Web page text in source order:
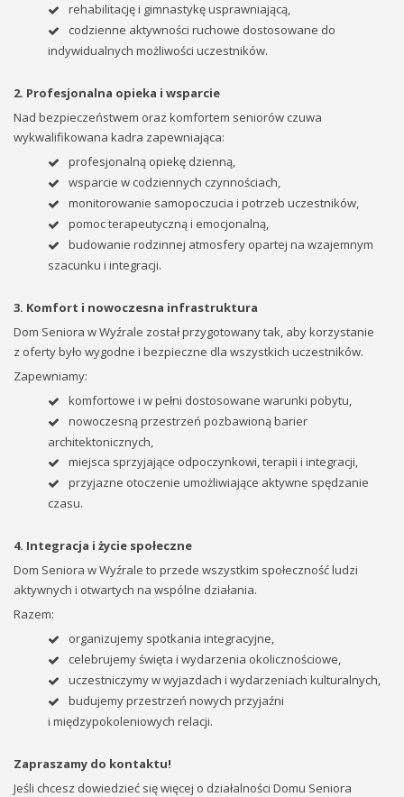
rehabilitację i gimnastykę usprawniającą,
codzienne aktywności ruchowe dostosowane do
indywidualnych możliwości uczestników.
2. Profesjonalna opieka i wsparcie
Nad bezpieczeństwem oraz komfortem seniorów czuwa
wykwalifikowana kadra zapewniająca:
profesjonalną opiekę dzienną,
wsparcie w codziennych czynnościach,
monitorowanie samopoczucia i potrzeb uczestników,
pomoc terapeutyczną i emocjonalną,
budowanie rodzinnej atmosfery opartej na wzajemnym
szacunku i integracji.
3. Komfort i nowoczesna infrastruktura
Dom Seniora w Wyźrale został przygotowany tak, aby korzystanie
z oferty było wygodne i bezpieczne dla wszystkich uczestników.
Zapewniamy:
komfortowe i w pełni dostosowane warunki pobytu,
nowoczesną przestrzeń pozbawioną barier
architektonicznych,
miejsca sprzyjające odpoczynkowi, terapii i integracji,
przyjazne otoczenie umożliwiające aktywne spędzanie
czasu.
4. Integracja i życie społeczne
Dom Seniora w Wyźrale to przede wszystkim społeczność ludzi
aktywnych i otwartych na wspólne działania.
Razem:
organizujemy spotkania integracyjne,
celebrujemy święta i wydarzenia okolicznościowe,
uczestniczymy w wyjazdach i wydarzeniach kulturalnych,
budujemy przestrzeń nowych przyjaźni
i międzypokoleniowych relacji.
Zapraszamy do kontaktu!
Jeśli chcesz dowiedzieć się więcej o działalności Domu Seniora